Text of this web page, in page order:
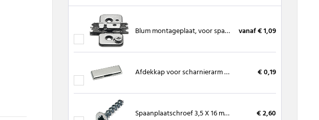
Blum montageplaat, voor spaanplaatschroeven vanaf € 1,09
Afdekkap voor scharnierarm 170° € 0,19
Spaanplaatschroef 3,5 X 16 mm, kruiskop (200 stuks) € 2,60